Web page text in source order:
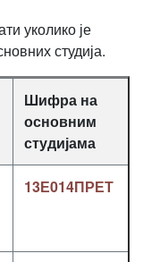
уколико је
студија.
Шифра на
основним
студијама
13Е014ПРЕТ